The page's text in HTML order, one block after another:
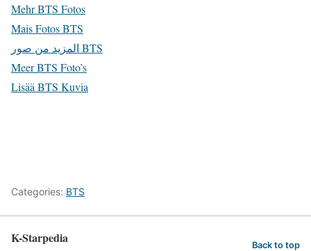
Mehr BTS Fotos
Mais Fotos BTS
المزيد من صور BTS
Meer BTS Foto’s
Lisää BTS Kuvia
Categories: BTS
K-Starpedia Back to top